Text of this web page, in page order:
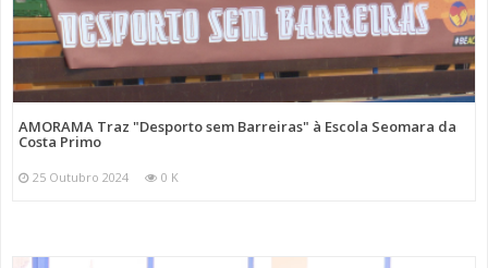
AMORAMA Traz "Desporto sem Barreiras" à Escola Seomara da
Costa Primo
25 Outubro 2024 0 K